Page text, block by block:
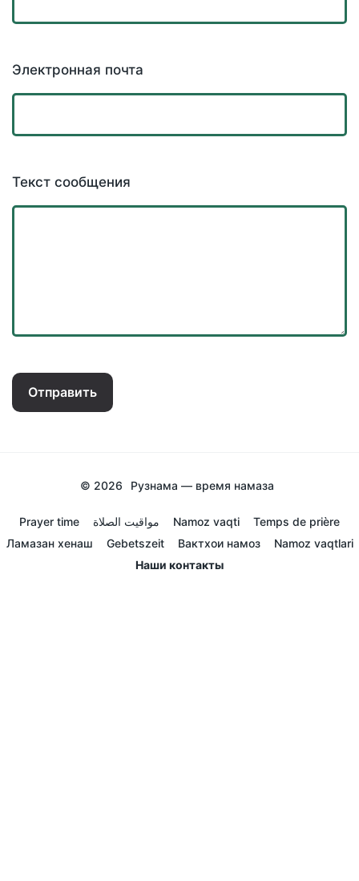
Электронная почта
Текст сообщения
Отправить
© 2026 Рузнама — время намаза
Prayer time مواقيت الصلاة Namoz vaqti
Temps de prière
Ламазан хенаш
Gebetszeit Вактхои намоз
Namoz vaqtlari
Наши контакты